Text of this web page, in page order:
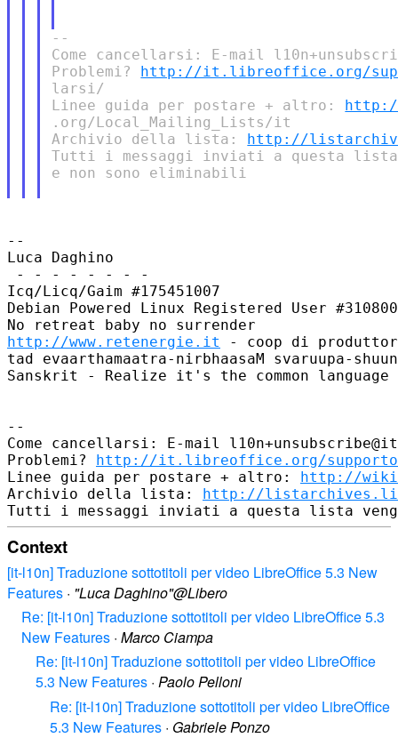
--
Come cancellarsi: E-mail
Problemi? http://it.libreoffice.org/
larsi/
Linee guida per postare + altro:
.org/Local_Mailing_Lists/it
Archivio della lista: http://
Tutti i messaggi inviati a questa lista
e non sono eliminabili
--
Luca Daghino
- - - - - - - -
Icq/Licq/Gaim #175451007
Debian Powered Linux Registered User
http://www.retenergie.it
- coop di
tad evaarthamaatra-nirbhaasaM svaruupa-
Sanskrit - Realize it's the common
--
Come cancellarsi: E-mail
Problemi? http://it.libreoffice.org/
Linee guida per postare + altro: http://
Archivio della lista: http://
Context
[it-l10n] Traduzione sottotitoli per video LibreOffice 5.3 New
Features · "Luca Daghino"@Libero
Re: [it-l10n] Traduzione sottotitoli per video LibreOffice 5.3
New Features · Marco Ciampa
Re: [it-l10n] Traduzione sottotitoli per video LibreOffice
5.3 New Features · Paolo Pelloni
Re: [it-l10n] Traduzione sottotitoli per video LibreOffice
5.3 New Features · Gabriele Ponzo